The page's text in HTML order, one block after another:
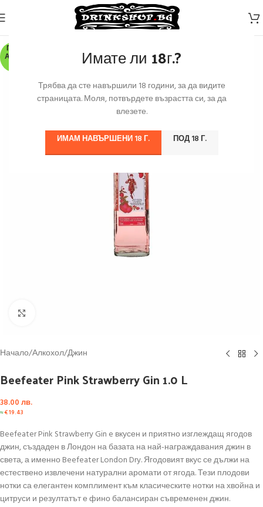
Имате ли 18г.?
Трябва да сте навършили 18 години, за да видите
страницата. Моля, потвърдете възрастта си, за да
влезете.
ИМАМ НАВЪРШЕНИ 18 Г. ПОД 18 Г.
ПО З
АЯВК
Начало/Алкохол/Джин
Beefeater Pink Strawberry Gin 1.0 L
38.00 лв.
≈€19.43
Beefeater Pink Strawberry Gin e вкусен и приятно изглеждащ ягодов
джин, създаден в Лондон на базата на най-награждавания джин в
света, а именно Beefeater London Dry. Ягодовият вкус се дължи на
естествено извлечени натурални аромати от ягода. Тези плодови
нотки са елегантен комплимент към класическите нотки на хвойна и
цитруси и резултатът е фино балансиран съвременен джин.